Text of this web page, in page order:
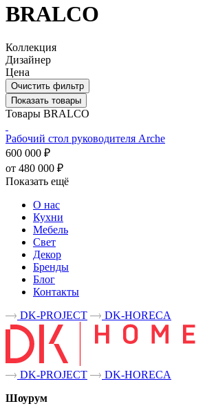
BRALCO
Коллекция
Дизайнер
Цена
Очистить фильтр
Показать товары
Товары BRALCO
Рабочий стол руководителя Arche
600 000 ₽
от 480 000 ₽
Показать ещё
О нас
Кухни
Мебель
Свет
Декор
Бренды
Блог
Контакты
DK-PROJECT
DK-HORECA
DK-PROJECT
DK-HORECA
Шоурум